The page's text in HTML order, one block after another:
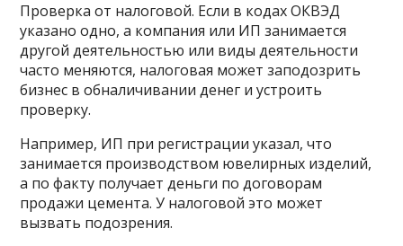
Проверка от налоговой. Если в кодах ОКВЭД
указано одно, а компания или ИП занимается
другой деятельностью или виды деятельности
часто меняются, налоговая может заподозрить
бизнес в обналичивании денег и устроить
проверку.
Например, ИП при регистрации указал, что
занимается производством ювелирных изделий,
а по факту получает деньги по договорам
продажи цемента. У налоговой это может
вызвать подозрения.